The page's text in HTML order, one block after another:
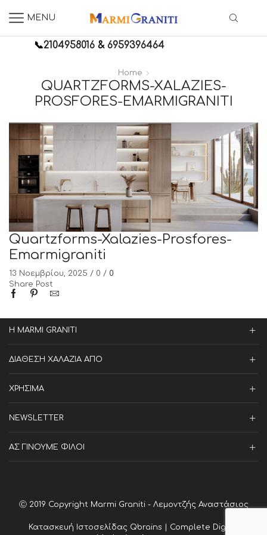
MENU
📞2104958016 &6959396464
Home
QUARTZFORMS-XALAZIES-
PROSFORES-EMARMIGRANITI
Quartzforms-Xalazies-Prosfores-
Emarmigraniti
13 Νοεμβρίου, 2025 / 0 / 0
Share Post
Η MARMI GRANITI
ΔΙΑΘΕΣΗ ΧΑΛΑΖΙΑ ΑΠΟ
ΧΡΗΣΙΜΑ
NEWSLETTER
ΑΣ ΓΙΝΟΥΜΕ ΦΙΛΟΙ
Ⓒ 2019 Copyright Marmi Graniti - Λεμοντζής Αναστάσιος
Κατασκευή Ιστοσελίδας Qbrains | Complete Digital